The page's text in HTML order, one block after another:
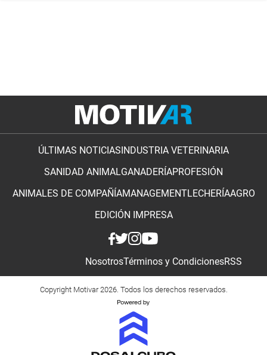
ÚLTIMAS NOTICIAS INDUSTRIA VETERINARIA
SANIDAD ANIMALGANADERÍAPROFESIÓN
ANIMALES DE COMPAÑÍAMANAGEMENTLECHERÍAAGRO
EDICIÓN IMPRESA
NosotrosTérminos y CondicionesRSS
Copyright Motivar 2026. Todos los derechos reservados.